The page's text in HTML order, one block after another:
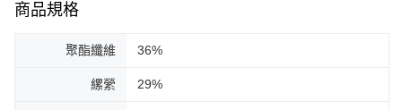
商品規格
聚酯纖維 36%
縲縈 29%